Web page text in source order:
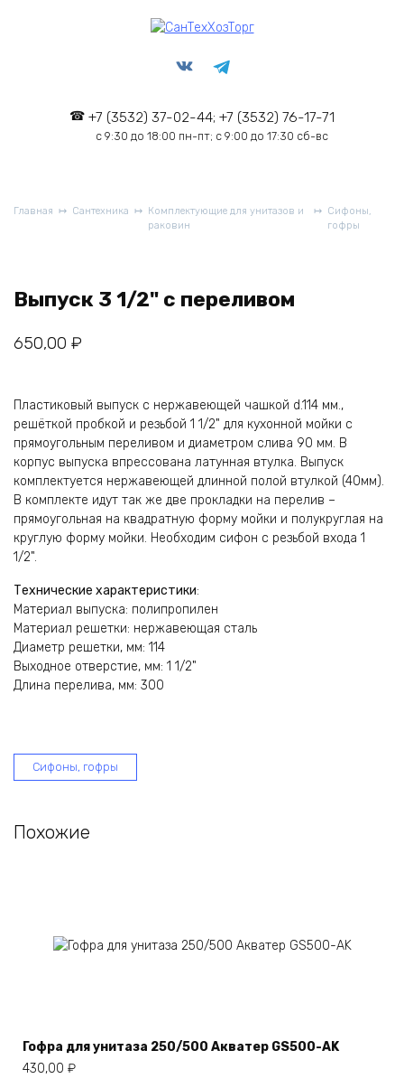
+7 (3532) 37-02-44; +7 (3532) 76-17-71
с 9:30 до 18:00 пн-пт; с 9:00 до 17:30 сб-вс
Главная Сантехника
Комплектующие для унитазов и
раковин
Сифоны,
гофры
Выпуск 3 1/2" с переливом
650,00 ₽
Пластиковый выпуск с нержавеющей чашкой d.114 мм.,
решёткой пробкой и резьбой 1 1/2" для кухонной мойки с
прямоугольным переливом и диаметром слива 90 мм. В
корпус выпуска впрессована латунная втулка. Выпуск
комплектуется нержавеющей длинной полой втулкой (40мм).
В комплекте идут так же две прокладки на перелив –
прямоугольная на квадратную форму мойки и полукруглая на
круглую форму мойки. Необходим сифон с резьбой входа 1
1/2".
Технические характеристики:
Материал выпуска: полипропилен
Материал решетки: нержавеющая сталь
Диаметр решетки, мм: 114
Выходное отверстие, мм: 1 1/2"
Длина перелива, мм: 300
Сифоны, гофры
Похожие
Гофра для унитаза 250/500 Акватер GS500-AK
430,00 ₽